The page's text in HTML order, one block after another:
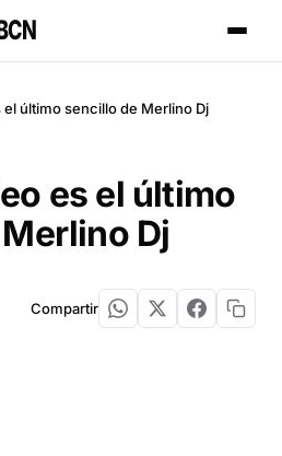
el último sencillo de Merlino Dj
es el último
Dj
Compartir